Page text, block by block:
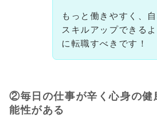
もっと働きやすく、
スキルアップできる
に転職すべきです！
②毎日の仕事が辛く心身の健
能性がある